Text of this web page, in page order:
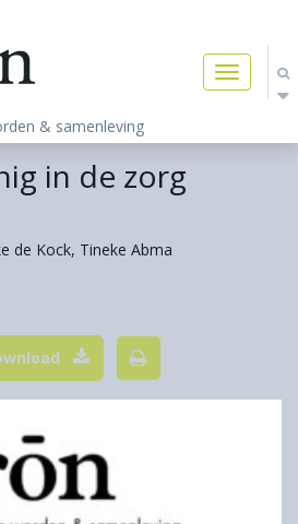
Toggle
navigation
& samenleving
in de zorg
de Kock, Tineke Abma